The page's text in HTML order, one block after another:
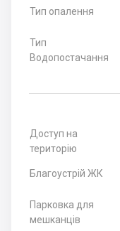
Тип опалення
Тип
Водопостачання
Доступ на
територію
Благоустрій ЖК
Парковка для
мешканців